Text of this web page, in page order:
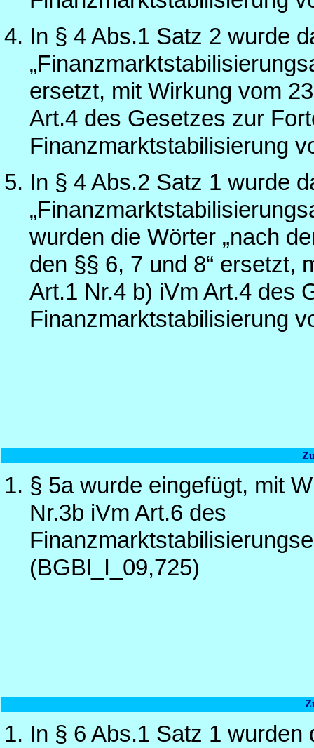
In § 4 Abs.1 Satz 2 wurde
ersetzt, mit Wirkung vom
Art.4 des Gesetzes zur
Finanzmarktstabilisierung
In § 4 Abs.2 Satz 1 wurde
wurden die Wörter „nach
den §§ 6, 7 und 8“ ersetzt,
Art.1 Nr.4 b) iVm Art.4 des
Finanzmarktstabilisierung
§ 5a wurde eingefügt, mit
Nr.3b iVm Art.6 des
(BGBl_I_09,725)
In § 6 Abs.1 Satz 1 wurden